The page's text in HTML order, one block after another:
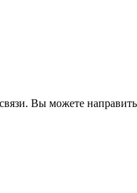
Вы можете